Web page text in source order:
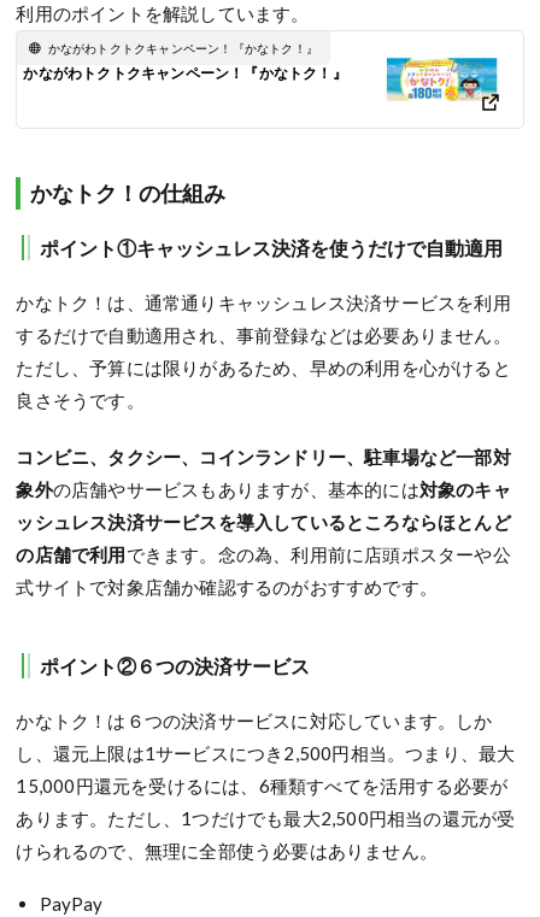
利用のポイントを解説しています。
かながわトクトクキャンペーン！『かなトク！』
かながわトクトクキャンペーン！『かなトク！』
かなトク！の仕組み
ポイント①キャッシュレス決済を使うだけで自動適用
かなトク！は、通常通りキャッシュレス決済サービスを利用
するだけで自動適用され、事前登録などは必要ありません。
ただし、予算には限りがあるため、早めの利用を心がけると
良さそうです。
コンビニ、タクシー、コインランドリー、駐車場など一部対
象外の店舗やサービスもありますが、基本的には対象のキャ
ッシュレス決済サービスを導入しているところならほとんど
の店舗で利用できます。念の為、利用前に店頭ポスターや公
式サイトで対象店舗か確認するのがおすすめです。
ポイント②６つの決済サービス
かなトク！は６つの決済サービスに対応しています。しか
し、還元上限は1サービスにつき2,500円相当。つまり、最大
15,000円還元を受けるには、6種類すべてを活用する必要が
あります。ただし、1つだけでも最大2,500円相当の還元が受
けられるので、無理に全部使う必要はありません。
PayPay